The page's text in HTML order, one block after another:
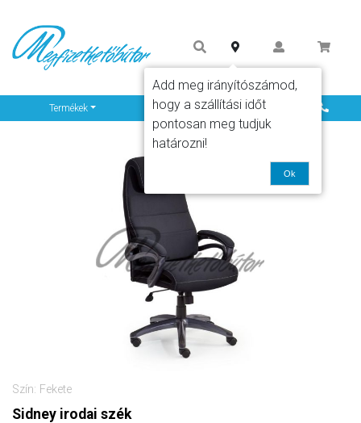
Termékek Info
Szín: Fekete
Sidney irodai szék
Add meg irányítószámod,
hogy a szállítási időt
pontosan meg tudjuk
határozni!
Ok